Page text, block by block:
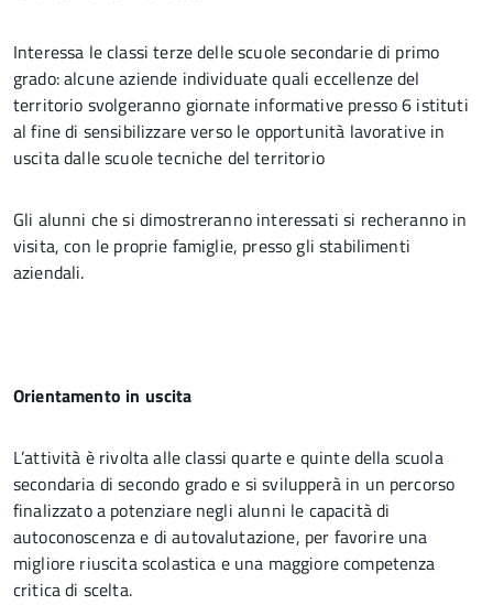
Interessa le classi terze delle scuole secondarie di primo
grado: alcune aziende individuate quali eccellenze del
territorio svolgeranno giornate informative presso 6 istituti
al fine di sensibilizzare verso le opportunità lavorative in
uscita dalle scuole tecniche del territorio
Gli alunni che si dimostreranno interessati si recheranno in
visita, con le proprie famiglie, presso gli stabilimenti
aziendali.
Orientamento in uscita
L’attività è rivolta alle classi quarte e quinte della scuola
secondaria di secondo grado e si svilupperà in un percorso
finalizzato a potenziare negli alunni le capacità di
autoconoscenza e di autovalutazione, per favorire una
migliore riuscita scolastica e una maggiore competenza
critica di scelta.